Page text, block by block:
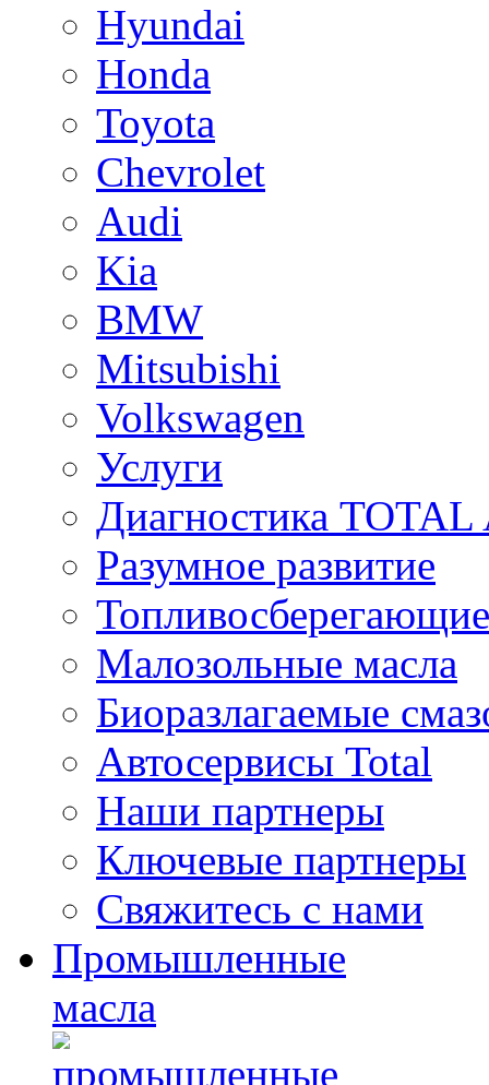
Hyundai
Honda
Toyota
Chevrolet
Audi
Kia
BMW
Mitsubishi
Volkswagen
Услуги
Диагностика
Разумное развитие
Малозольные масла
Биоразлагаемые
Автосервисы Total
Наши партнеры
Ключевые партнеры
Свяжитесь с нами
Промышленные
масла